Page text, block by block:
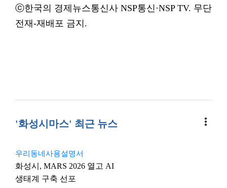
ⓒ한국의 경제뉴스통신사 NSP통신·NSP TV. 무단
전재-재배포 금지.
'화성시마스' 최근 뉴스 more_vert
우리동네사용설명서
화성시, MARS 2026 열고 AI
생태계 구축 선포